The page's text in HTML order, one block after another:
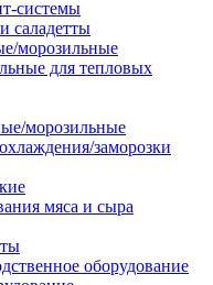
системы
саладетты
морозильные
для тепловых
морозильные
заморозки
мяса и сыра
оборудование